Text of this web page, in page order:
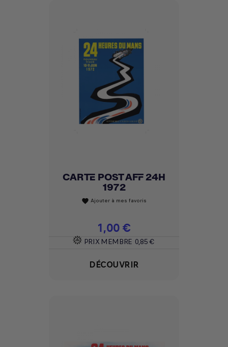
CARTE POST AFF 24H
1972
favorite Ajouter à mes favoris
Prix
1,00 €
PRIX MEMBRE 0,85 €
DÉCOUVRIR